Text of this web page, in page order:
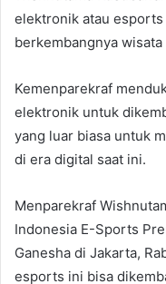
elektronik atau
berkembangnya
Kemenparekraf
elektronik untuk
yang luar biasa untuk
di era digital saat ini.
Menparekraf
Indonesia E-Sports
Ganesha di Jakarta,
esports ini bisa